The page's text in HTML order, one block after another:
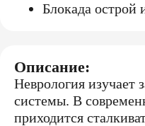
Блокада острой
Описание:
Неврология изучает
системы. В
приходится